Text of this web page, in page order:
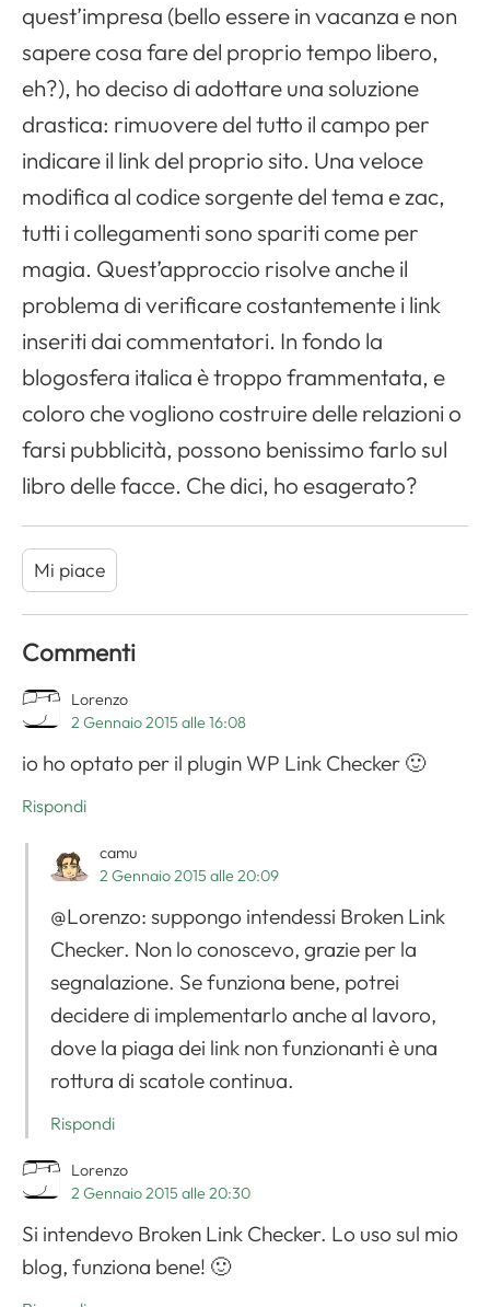
quest’impresa (bello essere in vacanza e non
sapere cosa fare del proprio tempo libero,
eh?), ho deciso di adottare una soluzione
drastica: rimuovere del tutto il campo per
indicare il link del proprio sito. Una veloce
modifica al codice sorgente del tema e zac,
tutti i collegamenti sono spariti come per
magia. Quest’approccio risolve anche il
problema di verificare costantemente i link
inseriti dai commentatori. In fondo la
blogosfera italica è troppo frammentata, e
coloro che vogliono costruire delle relazioni o
farsi pubblicità, possono benissimo farlo sul
libro delle facce. Che dici, ho esagerato?
Mi piace
Commenti
Lorenzo
2 Gennaio 2015 alle 16:08
io ho optato per il plugin WP Link Checker 🙂
Rispondi
camu
2 Gennaio 2015 alle 20:09
@Lorenzo: suppongo intendessi Broken Link
Checker. Non lo conoscevo, grazie per la
segnalazione. Se funziona bene, potrei
decidere di implementarlo anche al lavoro,
dove la piaga dei link non funzionanti è una
rottura di scatole continua.
Rispondi
Lorenzo
2 Gennaio 2015 alle 20:30
Si intendevo Broken Link Checker. Lo uso sul mio
blog, funziona bene! 🙂